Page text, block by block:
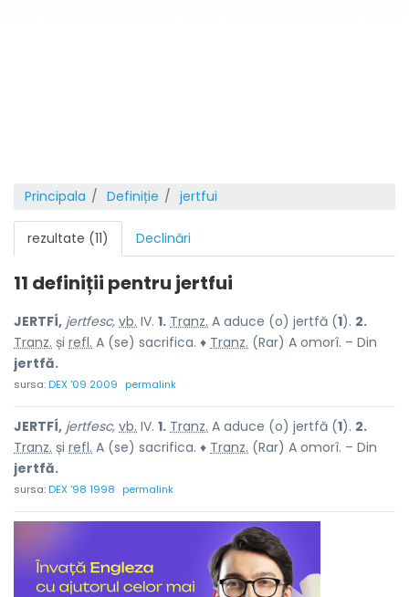
Principala Definiție jertfui
rezultate (11) Declinări
11 definiții pentru jertfui
JERTFÍ, jertfesc, vb. IV. 1. Tranz. A aduce (o) jertfă (1). 2.
Tranz. și refl. A (se) sacrifica. ♦ Tranz. (Rar) A omorî. – Din
jertfă.
sursa:DEX '09 2009 permalink
JERTFÍ, jertfesc, vb. IV. 1. Tranz. A aduce (o) jertfă (1). 2.
Tranz. și refl. A (se) sacrifica. ♦ Tranz. (Rar) A omorî. – Din
jertfă.
sursa:DEX '98 1998 permalink